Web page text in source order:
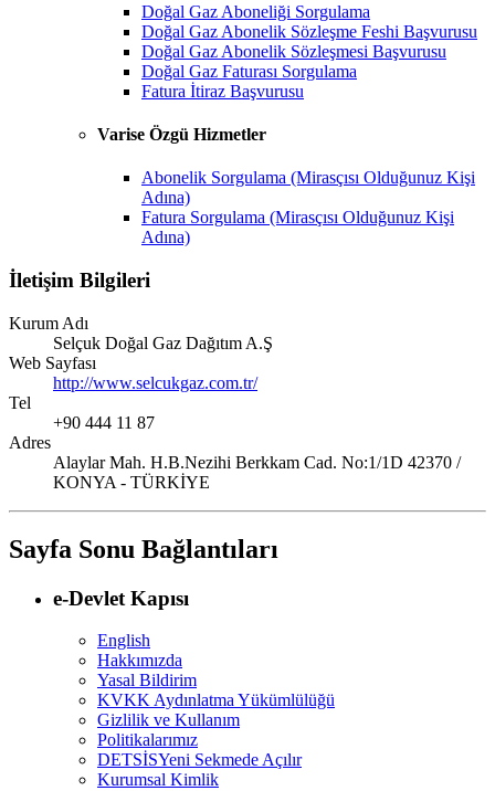
Doğal Gaz Aboneliği Sorgulama
Doğal Gaz Abonelik Sözleşme Feshi Başvurusu
Doğal Gaz Abonelik Sözleşmesi Başvurusu
Doğal Gaz Faturası Sorgulama
Fatura İtiraz Başvurusu
Varise Özgü Hizmetler
Abonelik Sorgulama (Mirasçısı Olduğunuz Kişi
Adına)
Fatura Sorgulama (Mirasçısı Olduğunuz Kişi
Adına)
İletişim Bilgileri
Kurum Adı
Selçuk Doğal Gaz Dağıtım A.Ş
Web Sayfası
http://www.selcukgaz.com.tr/
Tel
+90 444 11 87
Adres
Alaylar Mah. H.B.Nezihi Berkkam Cad. No:1/1D 42370 /
KONYA - TÜRKİYE
Sayfa Sonu Bağlantıları
e-Devlet Kapısı
English
Hakkımızda
Yasal Bildirim
KVKK Aydınlatma Yükümlülüğü
Gizlilik ve Kullanım
Politikalarımız
DETSİSYeni Sekmede Açılır
Kurumsal Kimlik